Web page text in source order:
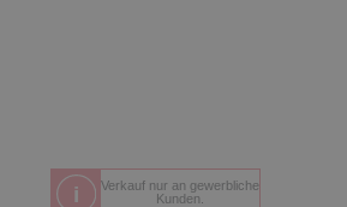
Verkauf nur an gewerbliche
Kunden.